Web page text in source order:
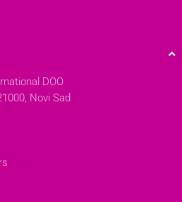
DOO
Novi Sad